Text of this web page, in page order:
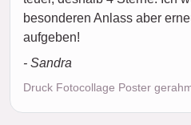
besonderen Anlass aber
aufgeben!
- Sandra
Druck Fotocollage Poster